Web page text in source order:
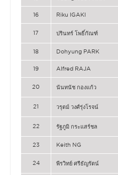
16 Riku IGAKI
17 ปรินทร์ โพธิ์กัณฑ์
18 Dohyung PARK
19 Alfred RAJA
20 นันทนัช กองแก้ว
21 วรุตม์ วงศ์รุ่งโรจน์
22 รัฐภูมิ กระแสร์ชล
23 Keith NG
24 พีรวิทย์ ศรีธัญรัตน์